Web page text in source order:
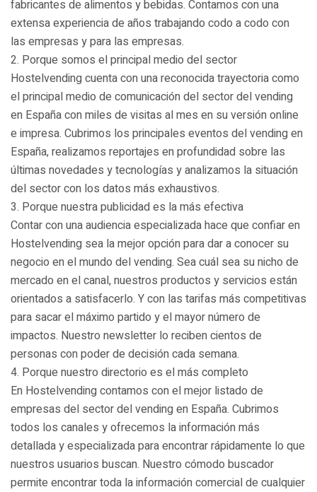
fabricantes de alimentos y bebidas. Contamos con una
extensa experiencia de años trabajando codo a codo con
las empresas y para las empresas.
2. Porque somos el principal medio del sector
Hostelvending cuenta con una reconocida trayectoria como
el principal medio de comunicación del sector del vending
en España con miles de visitas al mes en su versión online
e impresa. Cubrimos los principales eventos del vending en
España, realizamos reportajes en profundidad sobre las
últimas novedades y tecnologías y analizamos la situación
del sector con los datos más exhaustivos.
3. Porque nuestra publicidad es la más efectiva
Contar con una audiencia especializada hace que confiar en
Hostelvending sea la mejor opción para dar a conocer su
negocio en el mundo del vending. Sea cuál sea su nicho de
mercado en el canal, nuestros productos y servicios están
orientados a satisfacerlo. Y con las tarifas más competitivas
para sacar el máximo partido y el mayor número de
impactos. Nuestro newsletter lo reciben cientos de
personas con poder de decisión cada semana.
4. Porque nuestro directorio es el más completo
En Hostelvending contamos con el mejor listado de
empresas del sector del vending en España. Cubrimos
todos los canales y ofrecemos la información más
detallada y especializada para encontrar rápidamente lo que
nuestros usuarios buscan. Nuestro cómodo buscador
permite encontrar toda la información comercial de cualquier